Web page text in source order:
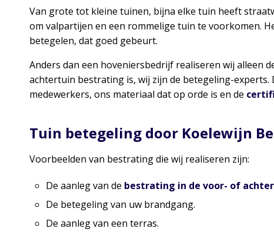
Van grote tot kleine tuinen, bijna elke tuin heeft
om valpartijen en een rommelige tuin te voorkomen.
betegelen, dat goed gebeurt.
Anders dan een hoveniersbedrijf realiseren wij alleen
achtertuin bestrating is, wij zijn de betegeling-
medewerkers, ons materiaal dat op orde is en de
Tuin betegeling door Koelewijn
Voorbeelden van bestrating die wij realiseren zijn:
De aanleg van de bestrating in de voor- of
De betegeling van uw brandgang.
De aanleg van een terras.